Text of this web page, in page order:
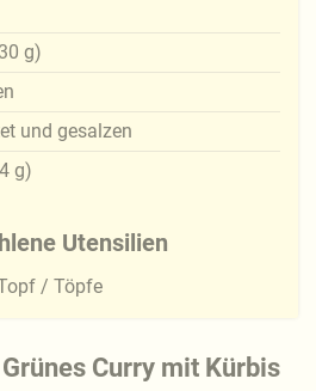
Curry mit Kürbis
30 g)
und gesalzen
4 g)
Utensilien
/ Töpfe